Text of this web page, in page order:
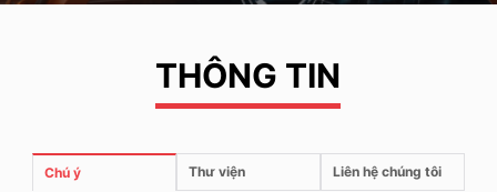
THÔNG TIN
Chú ý Thư viện
Liên hệ chúng tôi